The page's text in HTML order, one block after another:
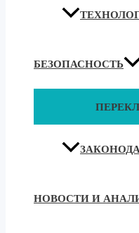
БЕЗОПАСНОСТЬ
НОВОСТИ И